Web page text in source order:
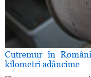
Cutremur în
kilometri adâncime